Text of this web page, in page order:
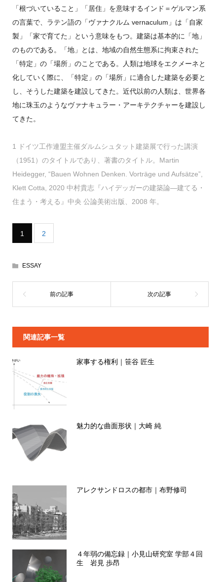
「根づいていること」「居住」を意味するインド＝ゲルマン系
の言葉で、ラテン語の「ヴァナクルム vernaculum」は「自家
製」「家で育てた」という意味をもつ。建築は基本的に「地」
のものである。「地」とは、地域の自然生態系に拘束された
「特定」の「場所」のことである。人類は地球をエクメーネと
化していく際に、「特定」の「場所」に適合した建築を必要と
し、そうした建築を建設してきた。近代以前の人類は、世界各
地に珠玉のようなヴァナキュラー・アーキテクチャーを建設し
てきた。
1 ドイツ工作連盟主催ダルムシュタット建築展で行った講演
（1951）のタイトルであり、著書のタイトル。Martin
Heidegger, “Bauen Wohnen Denken. Vorträge und Aufsätze”,
Klett Cotta, 2020 中村貴志『ハイデッガーの建築論―建てる・
住まう・考える』中央 公論美術出版、2008 年。
1 2
ESSAY
関連記事一覧
家事する権利｜笹谷 匠生
魅力的な曲面形状｜大崎 純
アレクサンドロスの都市｜布野修司
４年弱の備忘録｜小見山研究室 学部４回
生 岩見 歩昂